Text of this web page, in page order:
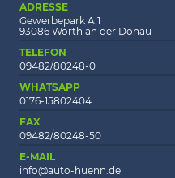
ADRESSE
Gewerbepark A 1
93086 Wörth an der Donau
TELEFON
09482/80248-0
WHATSAPP
0176-15802404
FAX
09482/80248-50
E-MAIL
info@auto-huenn.de